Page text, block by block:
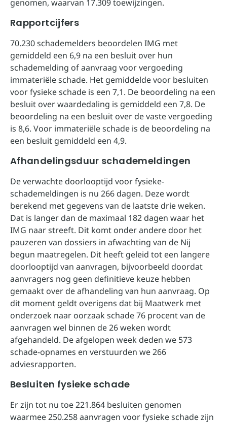
genomen, waarvan 17.309 toewijzingen.
Rapportcijfers
70.230 schademelders beoordelen IMG met
gemiddeld een 6,9 na een besluit over hun
schademelding of aanvraag voor vergoeding
immateriële schade. Het gemiddelde voor besluiten
voor fysieke schade is een 7,1. De beoordeling na een
besluit over waardedaling is gemiddeld een 7,8. De
beoordeling na een besluit over de vaste vergoeding
is 8,6. Voor immateriële schade is de beoordeling na
een besluit gemiddeld een 4,9.
Afhandelingsduur schademeldingen
De verwachte doorlooptijd voor fysieke-
schademeldingen is nu 266 dagen. Deze wordt
berekend met gegevens van de laatste drie weken.
Dat is langer dan de maximaal 182 dagen waar het
IMG naar streeft. Dit komt onder andere door het
pauzeren van dossiers in afwachting van de Nij
begun maatregelen. Dit heeft geleid tot een langere
doorlooptijd van aanvragen, bijvoorbeeld doordat
aanvragers nog geen definitieve keuze hebben
gemaakt over de afhandeling van hun aanvraag. Op
dit moment geldt overigens dat bij Maatwerk met
onderzoek naar oorzaak schade 76 procent van de
aanvragen wel binnen de 26 weken wordt
afgehandeld. De afgelopen week deden we 573
schade-opnames en verstuurden we 266
adviesrapporten.
Besluiten fysieke schade
Er zijn tot nu toe 221.864 besluiten genomen
waarmee 250.258 aanvragen voor fysieke schade zijn